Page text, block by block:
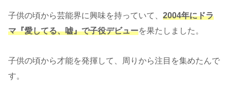
子供の頃から芸能界に興味を持っていて、 2004年にドラ
マ『愛してる、嘘』で子役デビューを果たしました。
子供の頃から才能を発揮して、周りから注目を集めたんで
す。